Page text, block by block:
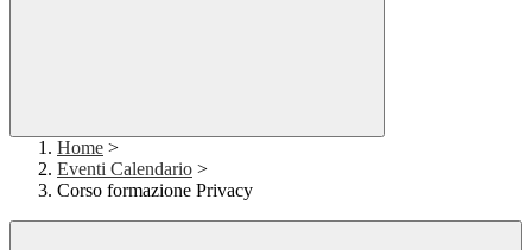
Home >
Eventi Calendario >
Corso formazione Privacy